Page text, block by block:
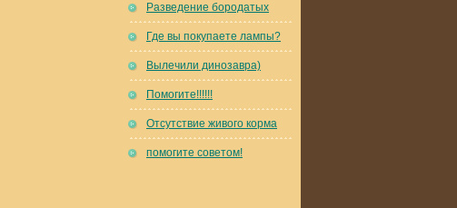
Разведение бородатых
Где вы покупаете лампы?
Вылечили динозавра)
Помогите!!!!!!
Отсутствие живого корма
помогите советом!